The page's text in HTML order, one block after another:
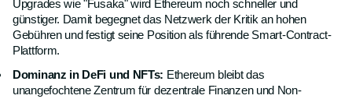
Upgrades wie "Fusaka" wird Ethereum noch schneller und
günstiger. Damit begegnet das Netzwerk der Kritik an hohen
Gebühren und festigt seine Position als führende Smart-Contract-
Plattform.
Dominanz in DeFi und NFTs: Ethereum bleibt das
unangefochtene Zentrum für dezentrale Finanzen und Non-